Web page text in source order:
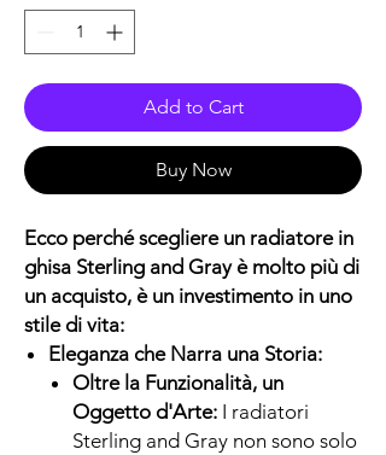
Add to Cart
Buy Now
Ecco perché scegliere un radiatore in
ghisa Sterling and Gray è molto più di
un acquisto, è un investimento in uno
stile di vita:
Eleganza che Narra una Storia:
Oltre la Funzionalità, un
Oggetto d'Arte: I radiatori
Sterling and Gray non sono solo